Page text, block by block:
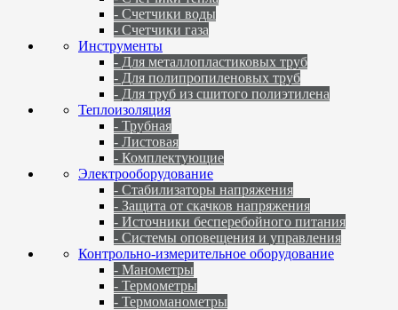
- Счетчики воды
- Счетчики газа
Инструменты
- Для металлопластиковых труб
- Для полипропиленовых труб
- Для труб из сшитого полиэтилена
Теплоизоляция
- Трубная
- Листовая
- Комплектующие
Электрооборудование
- Стабилизаторы напряжения
- Защита от скачков напряжения
- Источники бесперебойного питания
- Системы оповещения и управления
Контрольно-измерительное оборудование
- Манометры
- Термометры
- Термоманометры